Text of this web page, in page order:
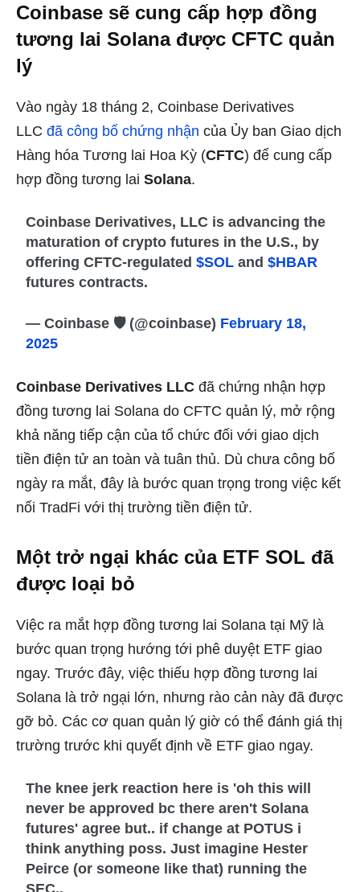
Coinbase sẽ cung cấp hợp đồng
tương lai Solana được CFTC quản
lý
Vào ngày 18 tháng 2, Coinbase Derivatives
LLC đã công bố chứng nhận của Ủy ban Giao dịch
Hàng hóa Tương lai Hoa Kỳ (CFTC) để cung cấp
hợp đồng tương lai Solana.
Coinbase Derivatives, LLC is advancing the
maturation of crypto futures in the U.S., by
offering CFTC-regulated$SOL and$HBAR
futures contracts.
— Coinbase 🛡️ (@coinbase) February 18,
2025
Coinbase Derivatives LLC đã chứng nhận hợp
đồng tương lai Solana do CFTC quản lý, mở rộng
khả năng tiếp cận của tổ chức đối với giao dịch
tiền điện tử an toàn và tuân thủ. Dù chưa công bố
ngày ra mắt, đây là bước quan trọng trong việc kết
nối TradFi với thị trường tiền điện tử.
Một trở ngại khác của ETF SOL đã
được loại bỏ
Việc ra mắt hợp đồng tương lai Solana tại Mỹ là
bước quan trọng hướng tới phê duyệt ETF giao
ngay. Trước đây, việc thiếu hợp đồng tương lai
Solana là trở ngại lớn, nhưng rào cản này đã được
gỡ bỏ. Các cơ quan quản lý giờ có thể đánh giá thị
trường trước khi quyết định về ETF giao ngay.
The knee jerk reaction here is 'oh this will
never be approved bc there aren't Solana
futures' agree but.. if change at POTUS i
think anything poss. Just imagine Hester
Peirce (or someone like that) running the
SEC..